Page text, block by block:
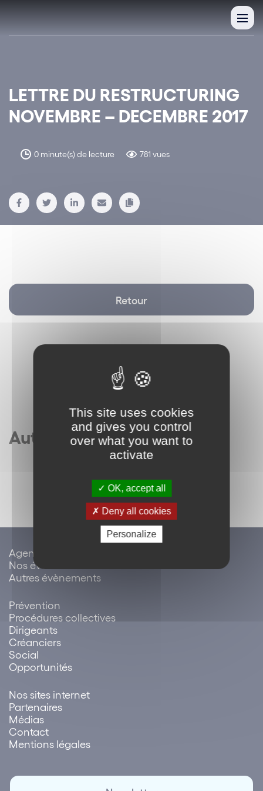
LETTRE DU RESTRUCTURING
NOVEMBRE – DECEMBRE 2017
0 minute(s) de lecture 781 vues
Retour
Autres articles
Agenda / évènements
Nos évènements
Autres évènements
Prévention
Procédures collectives
Dirigeants
Créanciers
Social
Opportunités
Nos sites internet
Partenaires
Médias
Contact
Mentions légales
This site uses cookies
and gives you control
over what you want to
activate
OK, accept all
Deny all cookies
Personalize